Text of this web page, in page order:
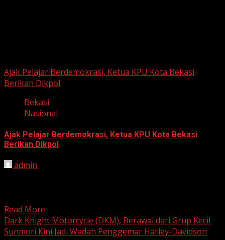
Ajak Pelajar Berdemokrasi, Ketua KPU Kota Bekasi
Berikan Dikpol
Bekasi
Nasional
Ajak Pelajar Berdemokrasi, Ketua KPU Kota Bekasi
Berikan Dikpol
admin
Read More
Dark Knight Motorcycle (DKM), Berawal dari Grup Kecil
Sunmori Kini Jadi Wadah Penggemar Harley-Davidson